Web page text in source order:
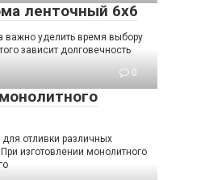
ленточный 6х6
важно уделить время выбору
зависит долговечность
0
отливки различных
изготовлении монолитного